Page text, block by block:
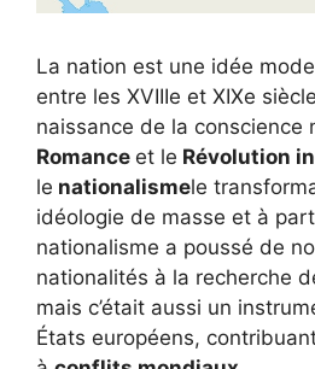
La nation est une idée
entre les XVIIIe et XIXe
naissance de la conscience
Romance et le Révolution
le nationalismele
idéologie de masse et à
nationalisme a poussé de
nationalités à la recherche
mais c’était aussi un
États européens,